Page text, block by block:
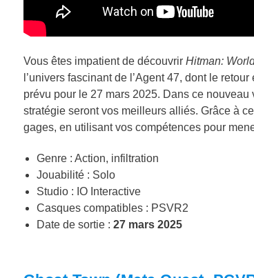
Vous êtes impatient de découvrir Hitman:
l’univers fascinant de l’Agent 47, dont le
prévu pour le 27 mars 2025. Dans ce
stratégie seront vos meilleurs alliés. Grâce à
gages, en utilisant vos compétences pour
Genre : Action, infiltration
Jouabilité : Solo
Studio : IO Interactive
Casques compatibles : PSVR2
Date de sortie : 27 mars 2025